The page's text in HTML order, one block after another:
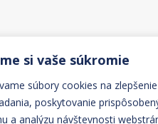
si vaše súkromie
súbory cookies na
poskytovanie
a analýzu návštevnosti